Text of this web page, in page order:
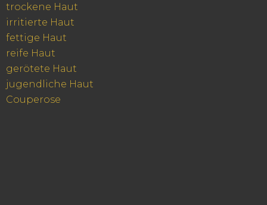
trockene Haut
irritierte Haut
fettige Haut
reife Haut
gerötete Haut
jugendliche Haut
Couperose